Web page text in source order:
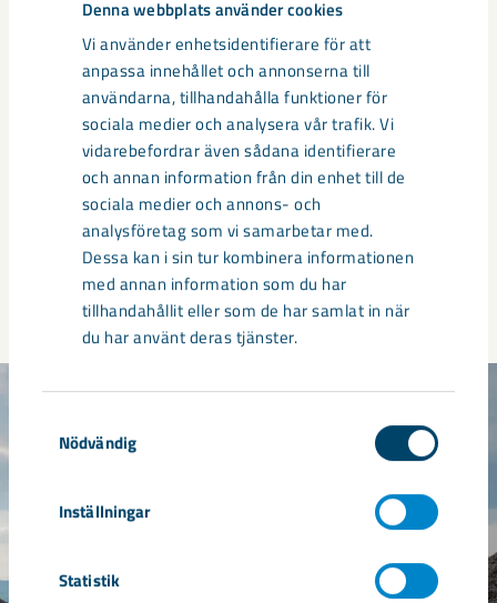
Denna webbplats använder cookies
Vi använder enhetsidentifierare för att
anpassa innehållet och annonserna till
användarna, tillhandahålla funktioner för
sociala medier och analysera vår trafik. Vi
vidarebefordrar även sådana identifierare
och annan information från din enhet till de
sociala medier och annons- och
analysföretag som vi samarbetar med.
Dessa kan i sin tur kombinera informationen
med annan information som du har
tillhandahållit eller som de har samlat in när
du har använt deras tjänster.
Nödvändig
Inställningar
Statistik
järnmalmsfyndigheten i Kiruna har tilldelats status
som strategiska projekt inom EU:s Critical Raw
Materials Act; projekt som ses som betydelsefulla
för att minska Europas beroenden och öka
tillgången av råmaterial kritiska för omställning
och säkerhet.
Läs mer om projekten i CRMA